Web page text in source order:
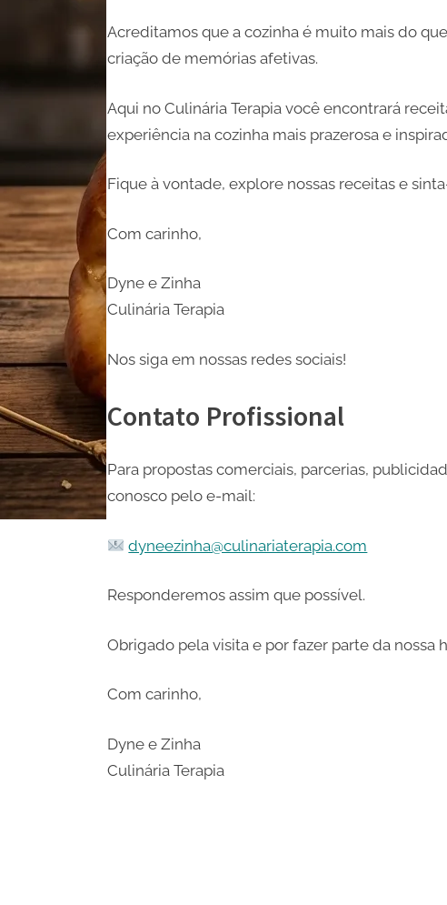
Acreditamos que a cozinha é muito mais do
criação de memórias afetivas.
Aqui no Culinária Terapia você encontrará
experiência na cozinha mais prazerosa e
Fique à vontade, explore nossas receitas e
Com carinho,
Dyne e Zinha
Culinária Terapia
Nos siga em nossas redes sociais!
Contato Profissional
Para propostas comerciais, parcerias,
conosco pelo e-mail:
dyneezinha@culinariaterapia.com
Responderemos assim que possível.
Obrigado pela visita e por fazer parte da nossa
Com carinho,
Dyne e Zinha
Culinária Terapia